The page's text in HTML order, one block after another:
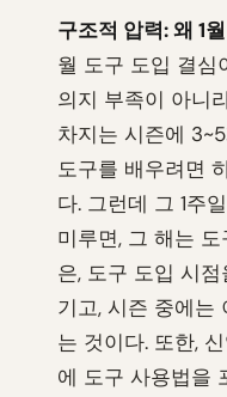
구조적 압력: 왜 1
월 도구 도입 결심
의지 부족이 아니
차지는 시즌에
도구를 배우려면
다. 그런데 그 1주
미루면, 그 해는
은, 도구 도입 시
기고, 시즌 중에는
는 것이다. 또한,
에 도구 사용법을